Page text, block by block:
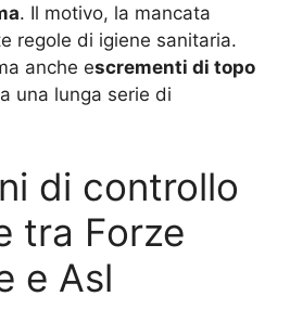
. Il motivo, la mancata
regole di igiene sanitaria.
anche escrementi di topo
una lunga serie di
di controllo
tra Forze
e Asl